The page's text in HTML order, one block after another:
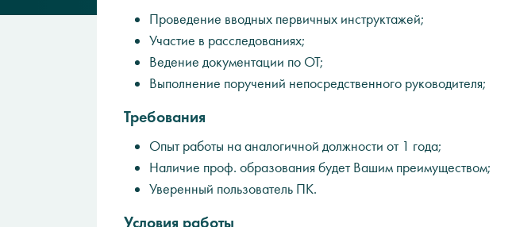
Проведение вводных первичных инструктажей;
Участие в расследованиях;
Ведение документации по ОТ;
Выполнение поручений непосредственного руководителя;
Требования
Опыт работы на аналогичной должности от 1 года;
Наличие проф. образования будет Вашим преимуществом;
Уверенный пользователь ПК.
Условия работы